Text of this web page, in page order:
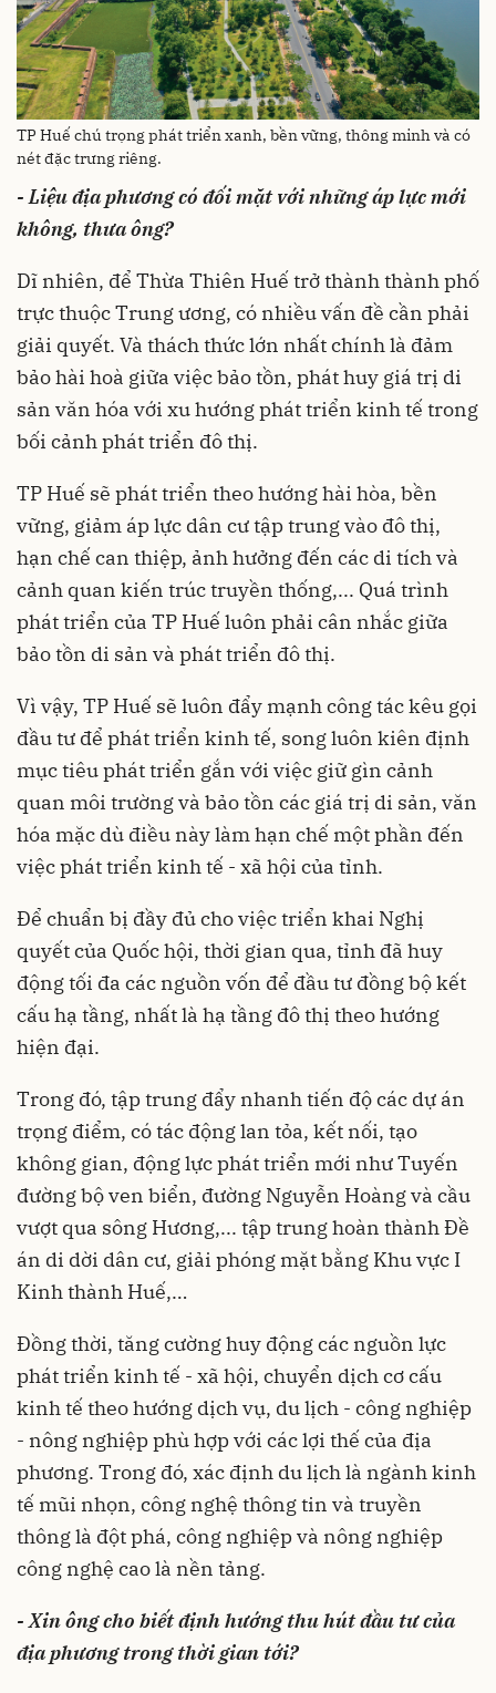
TP Huế chú trọng phát triển xanh, bền vững, thông minh và có
nét đặc trưng riêng.
- Liệu địa phương có đối mặt với những áp lực mới
không, thưa ông?
Dĩ nhiên, để Thừa Thiên Huế trở thành thành phố
trực thuộc Trung ương, có nhiều vấn đề cần phải
giải quyết. Và thách thức lớn nhất chính là đảm
bảo hài hoà giữa việc bảo tồn, phát huy giá trị di
sản văn hóa với xu hướng phát triển kinh tế trong
bối cảnh phát triển đô thị.
TP Huế sẽ phát triển theo hướng hài hòa, bền
vững, giảm áp lực dân cư tập trung vào đô thị,
hạn chế can thiệp, ảnh hưởng đến các di tích và
cảnh quan kiến trúc truyền thống,... Quá trình
phát triển của TP Huế luôn phải cân nhắc giữa
bảo tồn di sản và phát triển đô thị.
Vì vậy, TP Huế sẽ luôn đẩy mạnh công tác kêu gọi
đầu tư để phát triển kinh tế, song luôn kiên định
mục tiêu phát triển gắn với việc giữ gìn cảnh
quan môi trường và bảo tồn các giá trị di sản, văn
hóa mặc dù điều này làm hạn chế một phần đến
việc phát triển kinh tế - xã hội của tỉnh.
Để chuẩn bị đầy đủ cho việc triển khai Nghị
quyết của Quốc hội, thời gian qua, tỉnh đã huy
động tối đa các nguồn vốn để đầu tư đồng bộ kết
cấu hạ tầng, nhất là hạ tầng đô thị theo hướng
hiện đại.
Trong đó, tập trung đẩy nhanh tiến độ các dự án
trọng điểm, có tác động lan tỏa, kết nối, tạo
không gian, động lực phát triển mới như Tuyến
đường bộ ven biển, đường Nguyễn Hoàng và cầu
vượt qua sông Hương,... tập trung hoàn thành Đề
án di dời dân cư, giải phóng mặt bằng Khu vực I
Kinh thành Huế,…
Đồng thời, tăng cường huy động các nguồn lực
phát triển kinh tế - xã hội, chuyển dịch cơ cấu
kinh tế theo hướng dịch vụ, du lịch - công nghiệp
- nông nghiệp phù hợp với các lợi thế của địa
phương. Trong đó, xác định du lịch là ngành kinh
tế mũi nhọn, công nghệ thông tin và truyền
thông là đột phá, công nghiệp và nông nghiệp
công nghệ cao là nền tảng.
- Xin ông cho biết định hướng thu hút đầu tư của
địa phương trong thời gian tới?